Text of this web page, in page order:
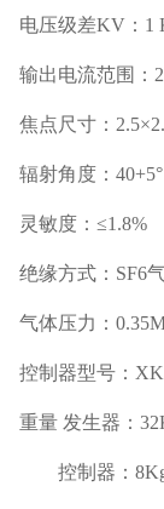
电压级差KV： 1
输出电流范围： 2
焦点尺寸： 2.5×
辐射角度： 40+5°
灵敏度：≤1.8%
绝缘方式： SF6
气体压力：
控制器型号：
重量 发生器：
控制器：